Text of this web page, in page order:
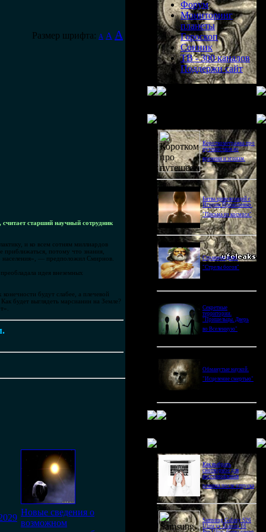
Размер шрифта: A A A
старший научный сотрудник
и ко всем сотням миллиардов
приближаться, потому что знания,
населения», — предположил Смирнов.
идея внеземных
будут слабее, а плечевой
будет выглядеть марсианин на Земле?
Новые сведения о
возможном
Форум
Мониторинг
планеты
Гороскоп
Сонник
ТВ - 300 каналов
Поддержи сайт
Короткометражка про
путешествия во
времени и эгоизм.
Битва цивилизаций с
Игорем Прокопенко.
"Письма из космоса"
Странное дело.
"Стрелы богов"
Секретные
территории.
"Пришельцы. Дверь
во Вселенную"
Обманутые наукой.
"Исцеление смертью"
Как выбрать
снотворное для
восстановления
режима после отпуска
Samsung Galaxy S26
Ultra vs Xiaomi 16